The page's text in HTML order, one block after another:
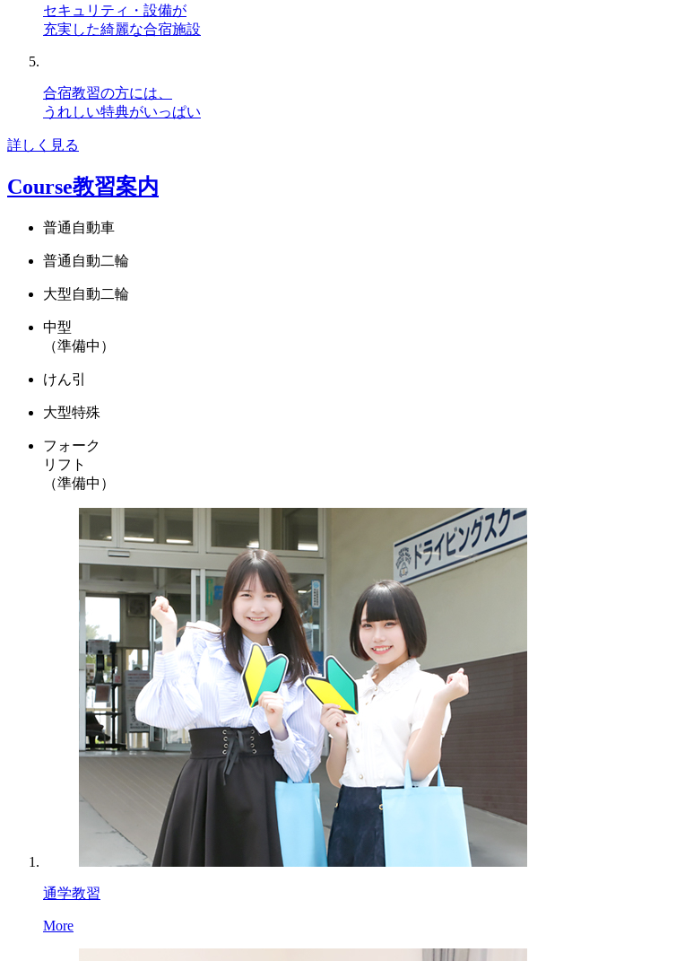
セキュリティ・設備が
充実した綺麗な合宿施設
合宿教習の方には、
うれしい特典がいっぱい
詳しく見る
Course教習案内
普通自動車
普通自動二輪
大型自動二輪
中型
（準備中）
けん引
大型特殊
フォーク
リフト
（準備中）
通学教習
More